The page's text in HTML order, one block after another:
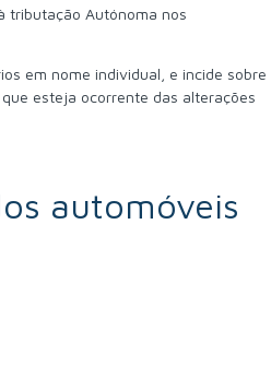
tributação Autónoma nos
em nome individual, e incide sobre
esteja ocorrente das alterações
automóveis